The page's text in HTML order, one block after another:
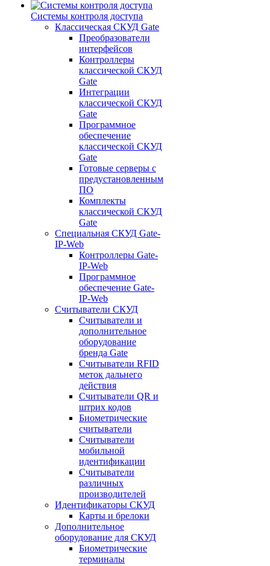
Системы контроля доступа
Классическая СКУД Gate
Преобразователи
интерфейсов
Контроллеры
классической СКУД
Gate
Интеграции
классической СКУД
Gate
Программное
обеспечение
классической СКУД
Gate
Готовые серверы с
предустановленным
ПО
Комплекты
классической СКУД
Gate
Специальная СКУД Gate-
IP-Web
Контроллеры Gate-
IP-Web
Программное
обеспечение Gate-
IP-Web
Считыватели СКУД
Считыватели и
дополнительное
оборудование
бренда Gate
Считыватели RFID
меток дальнего
действия
Считыватели QR и
штрих кодов
Биометрические
считыватели
Считыватели
мобильной
идентификации
Считыватели
различных
производителей
Идентификаторы СКУД
Карты и брелоки
Дополнительное
оборудование для СКУД
Биометрические
терминалы